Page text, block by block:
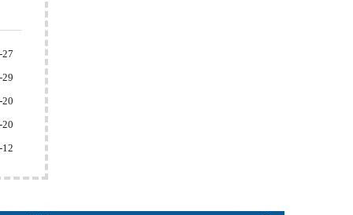
27
29
20
20
12